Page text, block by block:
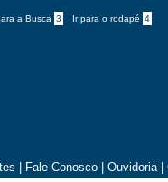
a Busca 3 Ir para o rodapé 4
Fale Conosco Ouvidoria